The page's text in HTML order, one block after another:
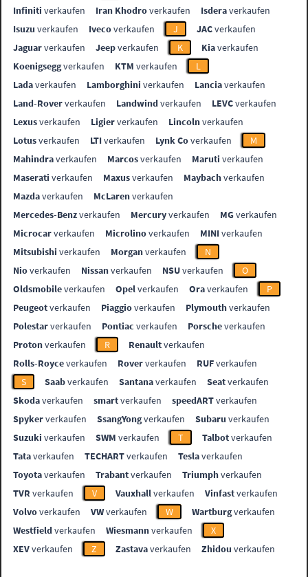
Infiniti verkaufen Iran Khodroverkaufen Isderaverkaufen
Isuzu verkaufen Ivecoverkaufen J JACverkaufen
Jaguarverkaufen Jeepverkaufen K Kiaverkaufen
Koenigseggverkaufen KTM verkaufen
L
Ladaverkaufen Lamborghini verkaufen Lanciaverkaufen
Land-Roververkaufen Landwindverkaufen LEVCverkaufen
Lexusverkaufen Ligierverkaufen Lincolnverkaufen
Lotusverkaufen LTIverkaufen Lynk Coverkaufen
M
Mahindraverkaufen Marcosverkaufen Maruti verkaufen
Maserati verkaufen Maxusverkaufen Maybachverkaufen
Mazdaverkaufen McLarenverkaufen
Mercedes-Benzverkaufen Mercuryverkaufen MGverkaufen
Microcarverkaufen Microlinoverkaufen MINIverkaufen
Mitsubishi verkaufen Morganverkaufen
N
Nioverkaufen Nissanverkaufen NSUverkaufen
O
Oldsmobileverkaufen Opelverkaufen Oraverkaufen
P
Peugeotverkaufen Piaggioverkaufen Plymouthverkaufen
Polestarverkaufen Pontiac verkaufen Porscheverkaufen
Protonverkaufen R Renaultverkaufen
Rolls-Royceverkaufen Roververkaufen RUFverkaufen
S
Saabverkaufen Santanaverkaufen Seatverkaufen
Skodaverkaufen smartverkaufen speedARTverkaufen
Spykerverkaufen SsangYongverkaufen Subaru verkaufen
Suzuki verkaufen SWM verkaufen T Talbotverkaufen
Tataverkaufen TECHARTverkaufen Teslaverkaufen
Toyotaverkaufen Trabantverkaufen Triumphverkaufen
TVR verkaufen V Vauxhallverkaufen Vinfastverkaufen
Volvoverkaufen VWverkaufen W Wartburgverkaufen
Westfieldverkaufen Wiesmannverkaufen
X
XEVverkaufen Z Zastavaverkaufen Zhidou verkaufen